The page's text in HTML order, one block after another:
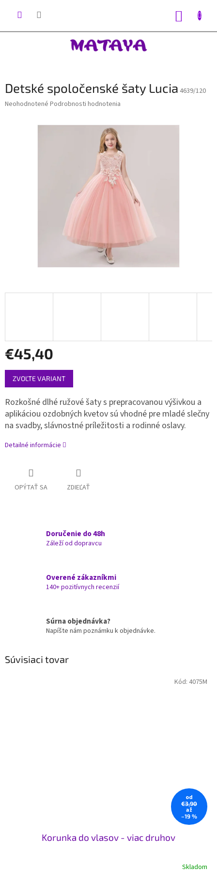
Detské spoločenské šaty Lucia 4639/120
Priemerné
Neohodnotené Podrobnosti hodnotenia
€45,40
Jednotková
cena:
ZVOĽTE VARIANT
Rozkošné dlhé ružové šaty s prepracovanou výšivkou a
aplikáciou ozdobných kvetov sú vhodné pre mladé slečny
na svadby, slávnostné príležitosti a rodinné oslavy.
Detailné informácie
OPÝTAŤ SA ZDIEĽAŤ
Doručenie do 48h
Záleží od dopravcu
Overené zákazníkmi
140+ pozitívnych recenzií
Súrna objednávka?
Napíšte nám poznámku k objednávke.
Súvisiaci tovar
od
€3,90
až
–19 %
Korunka do vlasov - viac druhov
Skladom
Kód: 4075M